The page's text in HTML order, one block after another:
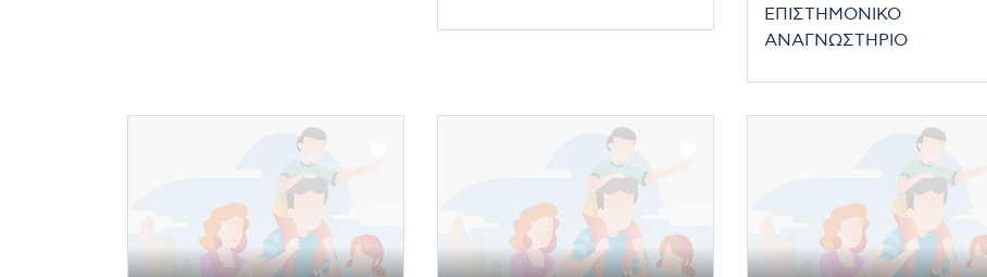
ΕΠΙΣΤΗΜΟΝΙΚΟ
ΑΝΑΓΝΩΣΤΗΡΙΟ